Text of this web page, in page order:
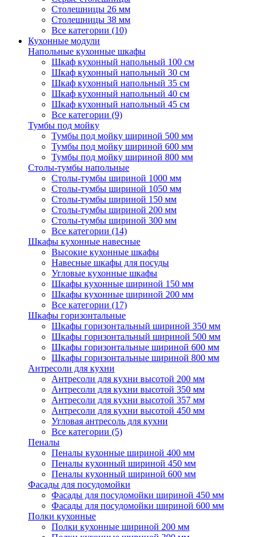
Столешницы 26 мм
Столешницы 38 мм
Все категории (10)
Кухонные модули
Напольные кухонные шкафы
Шкаф кухонный напольный 100 см
Шкаф кухонный напольный 30 см
Шкаф кухонный напольный 35 см
Шкаф кухонный напольный 40 см
Шкаф кухонный напольный 45 см
Все категории (9)
Тумбы под мойку
Тумбы под мойку шириной 500 мм
Тумбы под мойку шириной 600 мм
Тумбы под мойку шириной 800 мм
Столы-тумбы напольные
Столы-тумбы шириной 1000 мм
Столы-тумбы шириной 1050 мм
Столы-тумбы шириной 150 мм
Столы-тумбы шириной 200 мм
Столы-тумбы шириной 300 мм
Все категории (14)
Шкафы кухонные навесные
Высокие кухонные шкафы
Навесные шкафы для посуды
Угловые кухонные шкафы
Шкафы кухонные шириной 150 мм
Шкафы кухонные шириной 200 мм
Все категории (17)
Шкафы горизонтальные
Шкафы горизонтальный шириной 350 мм
Шкафы горизонтальный шириной 500 мм
Шкафы горизонтальные шириной 600 мм
Шкафы горизонтальные шириной 800 мм
Антресоли для кухни
Антресоли для кухни высотой 200 мм
Антресоли для кухни высотой 350 мм
Антресоли для кухни высотой 357 мм
Антресоли для кухни высотой 450 мм
Угловая антресоль для кухни
Все категории (5)
Пеналы
Пеналы кухонные шириной 400 мм
Пеналы кухонный шириной 450 мм
Пеналы кухонный шириной 600 мм
Фасады для посудомойки
Фасады для посудомойки шириной 450 мм
Фасады для посудомойки шириной 600 мм
Полки кухонные
Полки кухонные шириной 200 мм